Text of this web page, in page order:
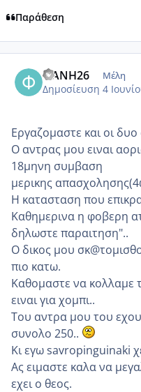
Παράθεση
ΦΑΝΗ26 Μέλη
Δημοσίευση 4
Εργαζομαστε και οι
Ο αντρας μου ειναι
18μηνη συμβαση
μερικης
Η κατασταση που
Καθημερινα η φοβερη
δηλωστε παραιτηση"..
Ο δικος μου
πιο κατω.
Καθομαστε να κολλαμε
ειναι για χομπι..
Του αντρα μου του
συνολο 250..
Κι εγω savropinguinaki
Ας ειμαστε καλα να
εχει ο θεος.